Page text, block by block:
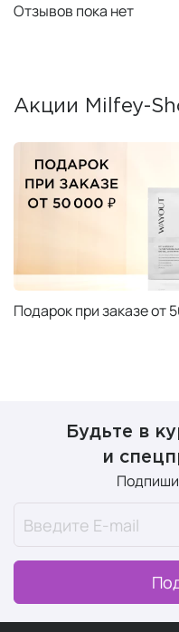
Отзывов пока нет
Акции Milfey-
Подарок при заказе от
Будьте в
и